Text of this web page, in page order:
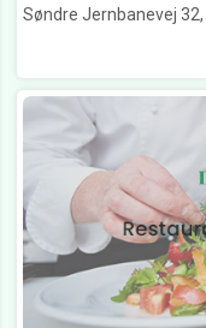
Søndre Jernbanevej 32,